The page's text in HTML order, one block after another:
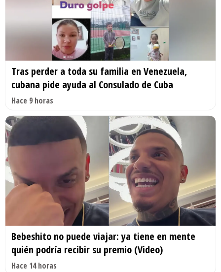
Tras perder a toda su familia en Venezuela,
cubana pide ayuda al Consulado de Cuba
Hace 9 horas
Bebeshito no puede viajar: ya tiene en mente
quién podría recibir su premio (Video)
Hace 14 horas